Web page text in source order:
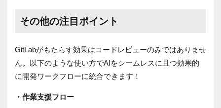
その他の注目ポイント
GitLabがもたらす効果はコードレビューのみではありませ
ん。以下のような使い方でAIをシームレスに且つ効果的
に開発ワークフローに統合できます！
・作業支援フロー